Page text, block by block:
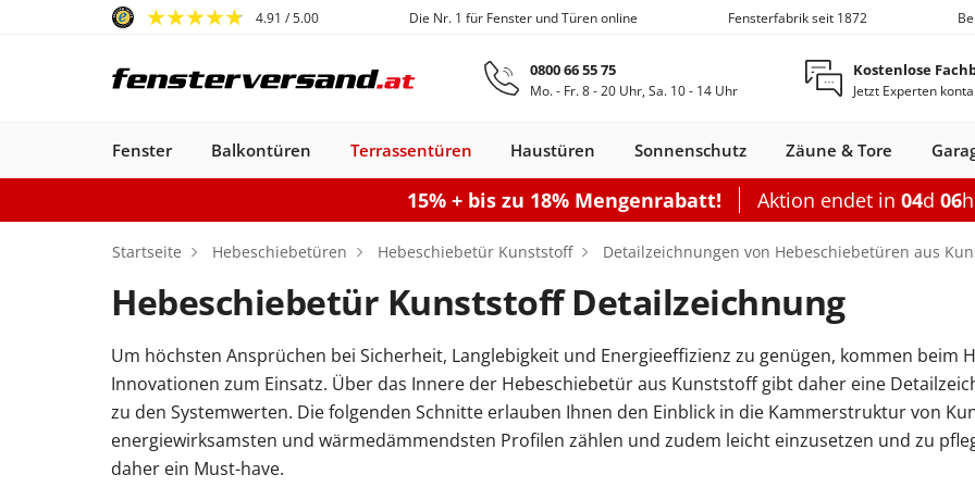
Zum Hauptinhalt springen
4.91 / 5.00 Die Nr. 1 für Fenster und Türen online Fensterfabrik seit 1872
0800 66 55 75
Mo. - Fr. 8 - 20 Uhr, Sa. 10 - 14 Uhr
Kostenlose
Jetzt Experten
Fenster
Kunststofffenster
Kunststoff-Alu
Fenster
Holzfenster
Holz-Alu
Fenster
Aluminium­
fenster
Dachfenster
Dachfenster
Balkontüren
Balkontüren
Kunststoff
Balkontüren
Kunststoff-Alu
Balkontüren Holz
Balkontüren Holz-
Alu
Balkontüren
Aluminium
Zubehör
Montageset
Terrassentüren
PSK-Türen Smart-Slide Faltschiebe­türen Hebeschiebe­türen
Terrassentür konfigurieren
Optionen
Terrassentür
Haustüren
Haustüren
Kunststoff
Haustüren
Stahl-Alu
Haustüren
Aluminium
Haustüren Holz
Haustür konfigurieren
Nebeneingangstüren
Nebeneingangstür
Stahl
Nebeneingangstür
Holz
Sonnenschutz
Rollladen
Konfigurieren
Raffstores
Konfigurieren
Außenrollos
Konfigurieren
Fensterläden
Konfigurieren
Markisen
Konfigurieren Konfigurieren
Zäune & Tore
Doppeltor Schiebetor
Gartentor konfigurieren
Zäune
Gartenzaun
Konfigurieren
Sektionaltore
Sektionaltor konfigurieren
Rolltore
Rolltor konfigurieren
Optionen
Garagentor elektrisch
Sektionaltor
Garagentor mit Tür
Anbau Carports Carports freistehend Carports mit Abstellraum
Carport konfigurieren
Optionen
Einzelcarport
Doppelcarport
Carport Dacheindeckung
Carport Beleuchtung
15% + bis zu 18% Mengenrabatt! Aktion endet in 04d 06h
Startseite Hebeschiebetüren Hebeschiebetür Kunststoff Detailzeichnungen von Hebeschiebetüren aus
Hebeschiebetür Kunststoff Detailzeichnung
Um höchsten Ansprüchen bei Sicherheit, Langlebigkeit und Energieeffizienz zu genügen, kommen beim
Innovationen zum Einsatz. Über das Innere der Hebeschiebetür aus Kunststoff gibt daher eine
zu den Systemwerten. Die folgenden Schnitte erlauben Ihnen den Einblick in die Kammerstruktur von
energiewirksamsten und wärmedämmendsten Profilen zählen und zudem leicht einzusetzen und zu
daher ein Must-have.